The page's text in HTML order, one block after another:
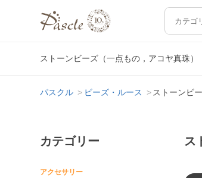
ストーンビーズ（一点もの，アコヤ真珠
パスクル ビーズ・ルース ストーンビ
カテゴリー
アクセサリー
ス